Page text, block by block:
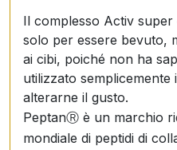
Il complesso Activ
solo per essere bevuto,
ai cibi, poiché non ha
utilizzato semplicemente
alterarne il gusto.
PeptanⓇ è un marchio
mondiale di peptidi di